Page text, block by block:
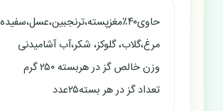
مرغ،گلاب، گلوکز، شکر،آب آشامیدنی
وزن خالص گز در هربسته ۲۵۰ گرم
تعداد گز در هر بسته۲۵عدد